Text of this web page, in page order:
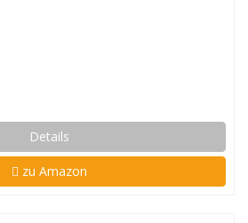
Details
zu Amazon